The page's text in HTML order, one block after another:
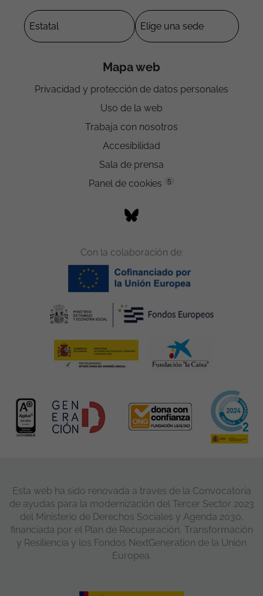
Mapa web
Privacidad y protección de datos personales
Uso de la web
Trabaja con nosotros
Accesibilidad
Sala de prensa
Panel de cookies
5
Con la colaboración de:
Esta web ha sido renovada a través de la Convocatoria
de ayudas para la modernización del Tercer Sector 2023
del Ministerio de Derechos Sociales y Agenda 2030,
financiada por el Plan de Recuperación, Transformación
y Resiliencia y los Fondos NextGeneration de la Unión
Europea.